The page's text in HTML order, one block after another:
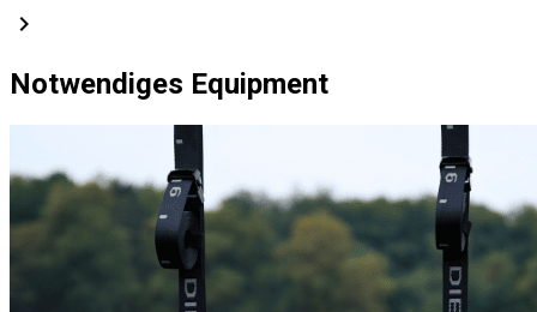
chevron_right
Notwendiges Equipment